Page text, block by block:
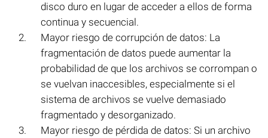
disco duro en lugar de acceder a ellos de forma
continua y secuencial.
Mayor riesgo de corrupción de datos: La
fragmentación de datos puede aumentar la
probabilidad de que los archivos se corrompan o
se vuelvan inaccesibles, especialmente si el
sistema de archivos se vuelve demasiado
fragmentado y desorganizado.
Mayor riesgo de pérdida de datos: Si un archivo